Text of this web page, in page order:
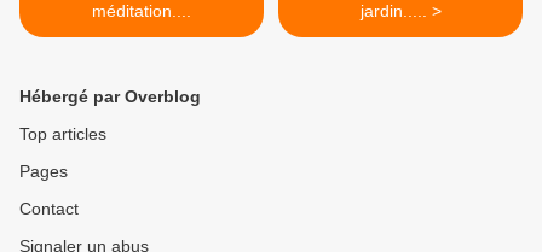
méditation....
jardin..... >
Hébergé par Overblog
Top articles
Pages
Contact
Signaler un abus